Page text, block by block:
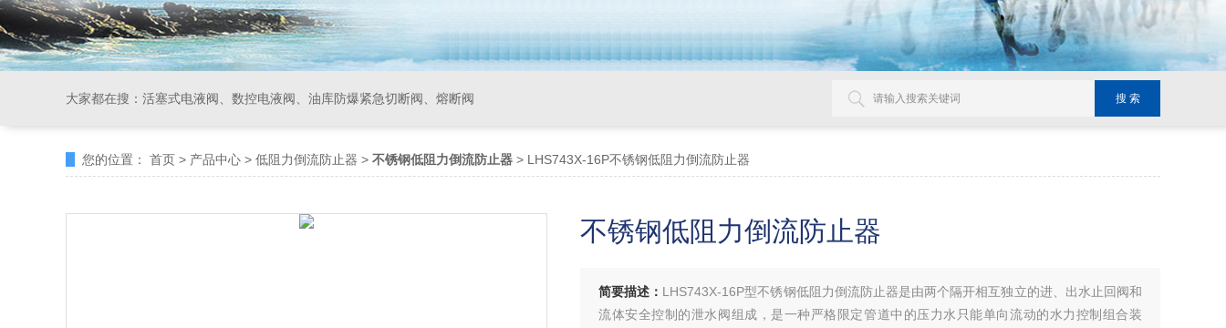
大家都在搜： 活塞式电液阀、数控电液阀、油库防爆紧急切断阀、熔断阀
您的位置： 首页 > 产品中心 > 低阻力倒流防止器 > 不锈钢低阻力倒流防止器 > LHS743X-16P不锈钢低阻力倒流防止器
不锈钢低阻力倒流防止器
简要描述： LHS743X-16P型不锈钢低阻力倒流防止器是由两个隔开相互独立的进、出水止回阀和
流体安全控制的泄水阀组成，是一种严格限定管道中的压力水只能单向流动的水力控制组合装